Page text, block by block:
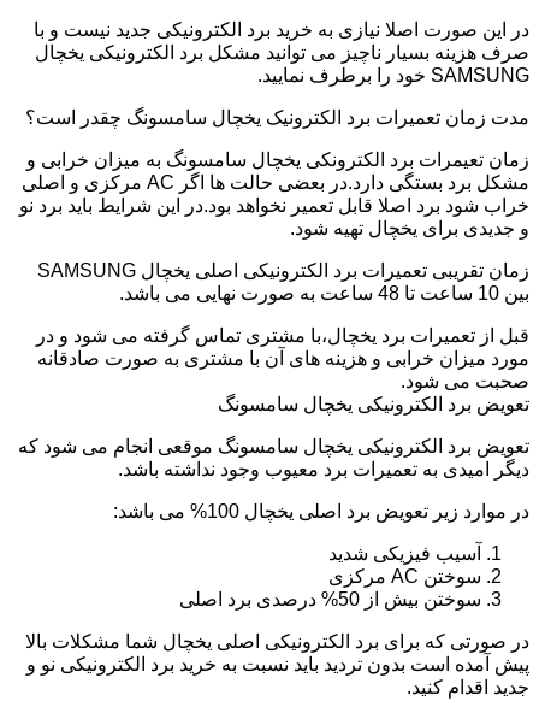
در این صورت اصلا نیازی به خرید برد الکترونیکی جدید نیست و با
صرف هزینه بسیار ناچیز می توانید مشکل برد الکترونیکی یخچال
SAMSUNG خود را برطرف نمایید.
مدت زمان تعمیرات برد الکترونیک یخچال سامسونگ چقدر است؟
زمان تعیمرات برد الکترونکی یخچال سامسونگ به میزان خرابی و
مشکل برد بستگی دارد.در بعضی حالت ها اگر AC مرکزی و اصلی
خراب شود برد اصلا قابل تعمیر نخواهد بود.در این شرایط باید برد نو
و جدیدی برای یخچال تهیه شود.
زمان تقریبی تعمیرات برد الکترونیکی اصلی یخچال SAMSUNG
بین 10 ساعت تا 48 ساعت به صورت نهایی می باشد.
قبل از تعمیرات برد یخچال،با مشتری تماس گرفته می شود و در
مورد میزان خرابی و هزینه های آن با مشتری به صورت صادقانه
صحبت می شود.
تعویض برد الکترونیکی یخچال سامسونگ
تعویض برد الکترونیکی یخچال سامسونگ موقعی انجام می شود که
دیگر امیدی به تعمیرات برد معیوب وجود نداشته باشد.
در موارد زیر تعویض برد اصلی یخچال 100% می باشد:
آسیب فیزیکی شدید
سوختن AC مرکزی
سوختن بیش از 50% درصدی برد اصلی
در صورتی که برای برد الکترونیکی اصلی یخچال شما مشکلات بالا
پیش آمده است بدون تردید باید نسبت به خرید برد الکترونیکی نو و
جدید اقدام کنید.